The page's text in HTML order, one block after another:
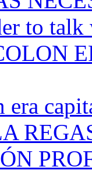
to talk
era